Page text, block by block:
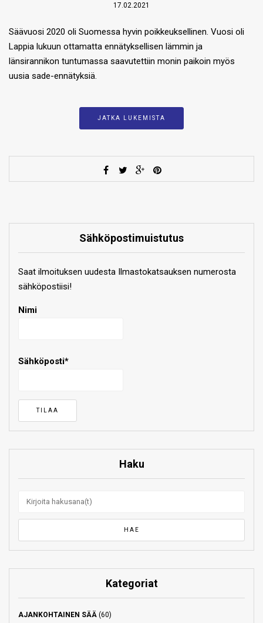
17.02.2021
Säävuosi 2020 oli Suomessa hyvin poikkeuksellinen. Vuosi oli
Lappia lukuun ottamatta ennätyksellisen lämmin ja
länsirannikon tuntumassa saavutettiin monin paikoin myös
uusia sade-ennätyksiä.
JATKA LUKEMISTA
Sähköpostimuistutus
Saat ilmoituksen uudesta Ilmastokatsauksen numerosta
sähköpostiisi!
Nimi
Sähköposti*
Haku
Kategoriat
AJANKOHTAINEN SÄÄ (60)